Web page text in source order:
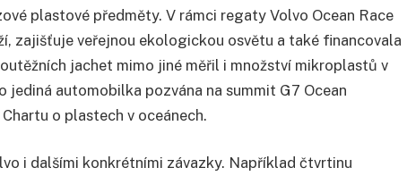
plastové předměty. V rámci regaty Volvo Ocean Race
zajišťuje veřejnou ekologickou osvětu a také financovala
jachet mimo jiné měřil i množství mikroplastů v
jediná automobilka pozvána na summit G7 Ocean
o plastech v oceánech.
i dalšími konkrétními závazky. Například čtvrtinu